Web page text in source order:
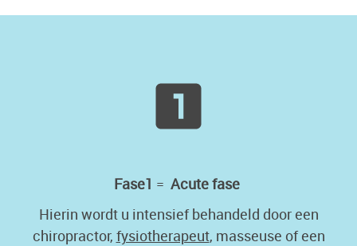
Fase1 = Acute fase
Hierin wordt u intensief behandeld door een
chiropractor, fysiotherapeut, masseuse of een